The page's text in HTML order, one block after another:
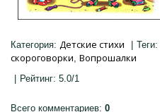
Категория: Детские стихи Теги:
скороговорки, Вопрошалки
Рейтинг: 5.0/1
Всего комментариев: 0